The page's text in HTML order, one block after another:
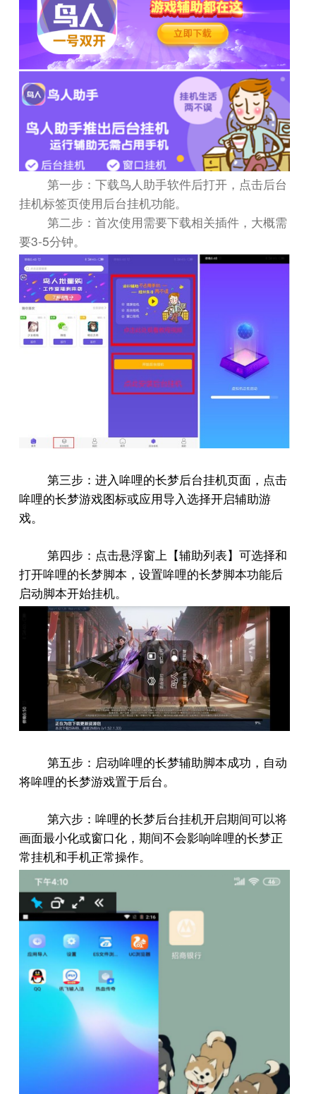
第一步：下载鸟人助手软件后打开，点击后台
挂机标签页使用后台挂机功能。
第二步：首次使用需要下载相关插件，大概需
要3-5分钟。
第三步：进入哞哩的长梦后台挂机页面，点击
哞哩的长梦游戏图标或应用导入选择开启辅助游
戏。
第四步：点击悬浮窗上【辅助列表】可选择和
打开哞哩的长梦脚本，设置哞哩的长梦脚本功能后
启动脚本开始挂机。
第五步：启动哞哩的长梦辅助脚本成功，自动
将哞哩的长梦游戏置于后台。
第六步：哞哩的长梦后台挂机开启期间可以将
画面最小化或窗口化，期间不会影响哞哩的长梦正
常挂机和手机正常操作。